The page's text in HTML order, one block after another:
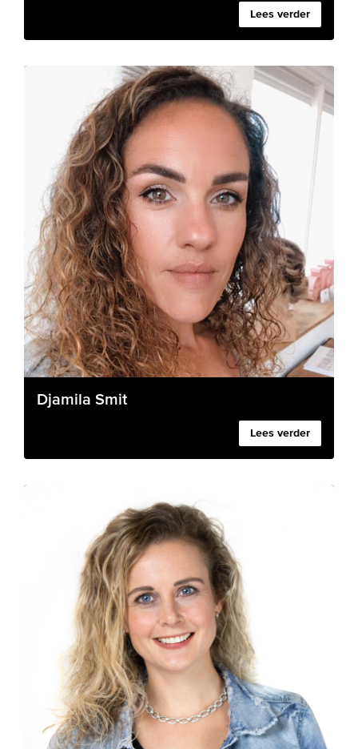
Lees verder
Djamila Smit
Lees verder